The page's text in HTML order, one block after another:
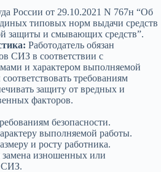
России от 29.10.2021 N 767н “Об
типовых норм выдачи средств
защиты и смывающих средств”.
Работодатель обязан
СИЗ в соответствии с
и характером выполняемой
требованиям
защиту от вредных и
факторов.
безопасности.
выполняемой работы.
и росту работника.
замена изношенных или
СИЗ.